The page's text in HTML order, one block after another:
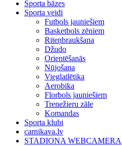
Sporta bāzes
Sporta veidi
Futbols jauniešiem
Basketbols zēniem
Riteņbraukšana
Džudo
Orientēšanās
Nūjošana
Vieglatlētika
Aerobika
Florbols jauniešiem
Trenežieru zāle
Komandas
Sporta klubi
carnikava.lv
STADIONA WEBCAMERA